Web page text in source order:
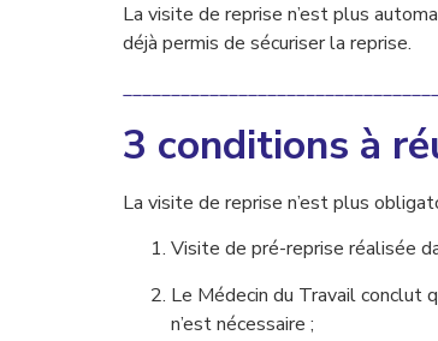
La visite de reprise n’est plus
déjà permis de sécuriser la reprise.
3 conditions à
La visite de reprise n’est plus
Visite de pré-reprise réalisée
Le Médecin du Travail conclut
n’est nécessaire ;